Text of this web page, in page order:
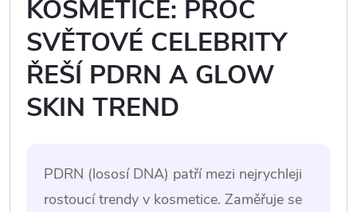
KOSMETICE: PROČ
SVĚTOVÉ CELEBRITY
ŘEŠÍ PDRN A GLOW
SKIN TREND
PDRN (lososí DNA) patří mezi nejrychleji
rostoucí trendy v kosmetice. Zaměřuje se